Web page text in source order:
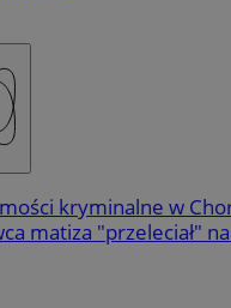
kryminalne w
matiza "przeleciał"